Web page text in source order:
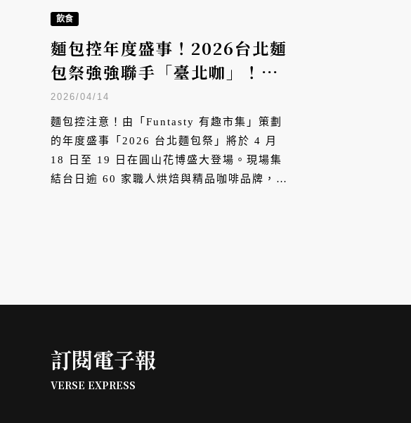
飲食
麵包控年度盛事！2026台北麵
包祭強強聯手「臺北咖」！集
結台日60家名店、日本冠軍咖
啡進駐圓山花博
2026/04/14
麵包控注意！由「Funtasty 有趣市集」策劃
的年度盛事「2026 台北麵包祭」將於 4 月
18 日至 19 日在圓山花博盛大登場。現場集
結台日逾 60 家職人烘焙與精品咖啡品牌，更
訂閱電子報
VERSE EXPRESS